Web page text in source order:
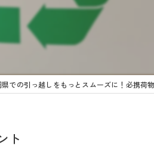
遺品供養
ハウスクリーニング
県での引っ越しをもっとスムーズに！必携荷
ト